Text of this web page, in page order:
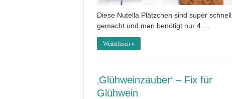
Diese Nutella Plätzchen sind super schnell
gemacht und man benötigt nur 4 …
Weiterlesen »
‚Glühweinzauber‘ – Fix für
Glühwein